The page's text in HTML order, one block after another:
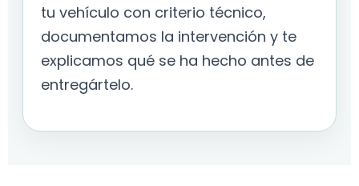
tu vehículo con criterio técnico,
documentamos la intervención y te
explicamos qué se ha hecho antes de
entregártelo.